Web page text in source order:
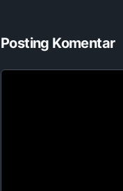
Posting Komentar